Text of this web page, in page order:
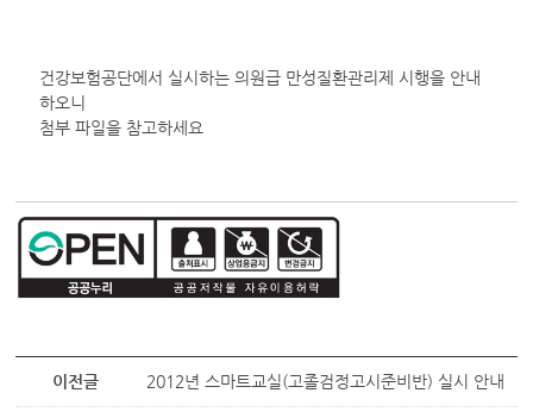
건강보험공단에서 실시하는 의원급 만성질환관리제 시행을 안내
하오니
첨부 파일을 참고하세요
이전글 2012년 스마트교실(고졸검정고시준비반) 실시 안내